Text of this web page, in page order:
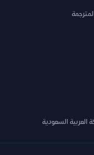
العربية السعودية